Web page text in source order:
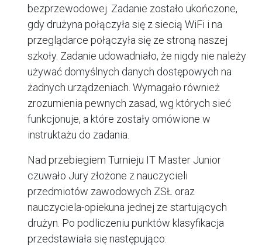
bezprzewodowej. Zadanie zostało ukończone,
gdy drużyna połączyła się z siecią WiFi i na
przeglądarce połączyła się ze stroną naszej
szkoły. Zadanie udowadniało, że nigdy nie należy
używać domyślnych danych dostępowych na
żadnych urządzeniach. Wymagało również
zrozumienia pewnych zasad, wg których sieć
funkcjonuje, a które zostały omówione w
instruktażu do zadania.
Nad przebiegiem Turnieju IT Master Junior
czuwało Jury złożone z nauczycieli
przedmiotów zawodowych ZSŁ oraz
nauczyciela-opiekuna jednej ze startujących
drużyn. Po podliczeniu punktów klasyfikacja
przedstawiała się następująco: